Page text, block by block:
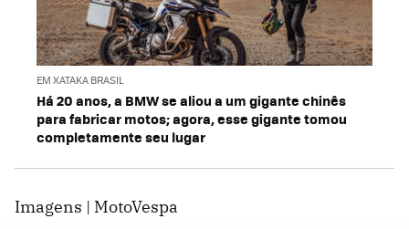
EM XATAKA BRASIL
Há 20 anos, a BMW se aliou a um gigante chinês
para fabricar motos; agora, esse gigante tomou
completamente seu lugar
Imagens | MotoVespa